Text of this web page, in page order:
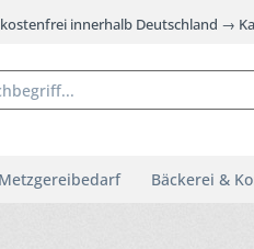
innerhalb Deutschland →
Metzgereibedarf Bäckerei &